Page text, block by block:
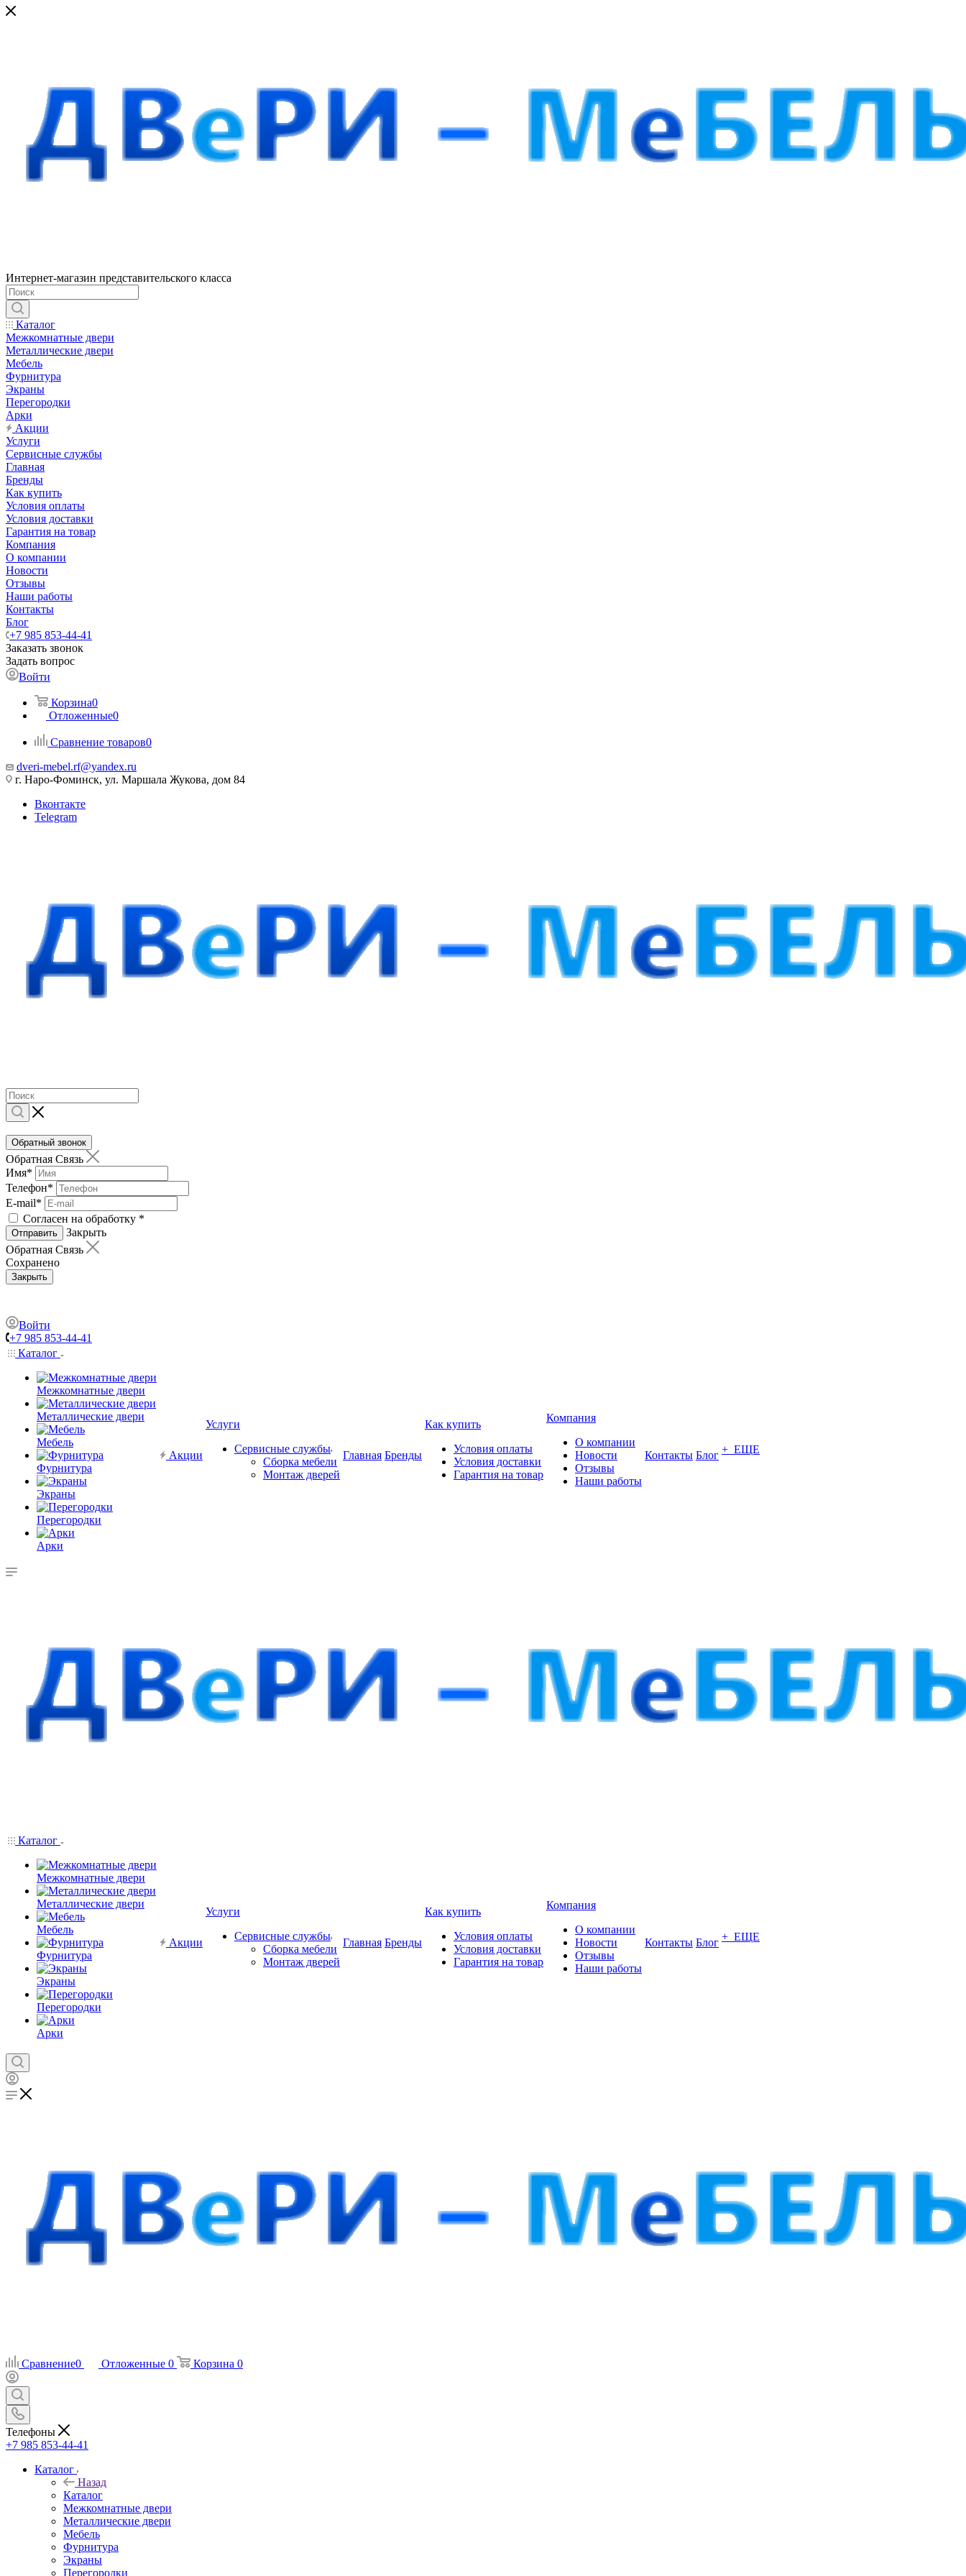
Интернет-магазин представительского класса
Каталог
Межкомнатные двери
Металлические двери
Мебель
Фурнитура
Экраны
Перегородки
Арки
Акции
Услуги
Сервисные службы
Главная
Бренды
Как купить
Условия оплаты
Условия доставки
Гарантия на товар
Компания
О компании
Новости
Отзывы
Наши работы
Контакты
Блог
+7 985 853-44-41
Заказать звонок
Задать вопрос
Войти
Корзина0
Отложенные0
Сравнение товаров0
dveri-mebel.rf@yandex.ru
г. Наро-Фоминск, ул. Маршала Жукова, дом 84
Вконтакте
Telegram
Обратный звонок
Обратная Связь
Имя*
Телефон*
E-mail*
Согласен на обработку *
Отправить
Закрыть
Обратная Связь
Сохранено
Закрыть
Войти
+7 985 853-44-41
Каталог
Межкомнатные двери
Металлические двери
Мебель
Фурнитура
Экраны
Перегородки
Арки
Акции
Услуги
Сервисные службы
Сборка мебели
Монтаж дверей
Главная Бренды
Как купить
Условия оплаты
Условия доставки
Гарантия на товар
Компания
О компании
Новости
Отзывы
Наши работы
Контакты Блог + ЕЩЕ
Каталог
Межкомнатные двери
Металлические двери
Мебель
Фурнитура
Экраны
Перегородки
Арки
Акции
Услуги
Сервисные службы
Сборка мебели
Монтаж дверей
Главная Бренды
Как купить
Условия оплаты
Условия доставки
Гарантия на товар
Компания
О компании
Новости
Отзывы
Наши работы
Контакты Блог + ЕЩЕ
Сравнение0 Отложенные 0 Корзина 0
Телефоны
+7 985 853-44-41
Каталог
Назад
Каталог
Межкомнатные двери
Металлические двери
Мебель
Фурнитура
Экраны
Перегородки